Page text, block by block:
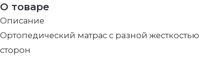
О товаре
Описание
Ортопедический матрас с разной жесткостью
сторон